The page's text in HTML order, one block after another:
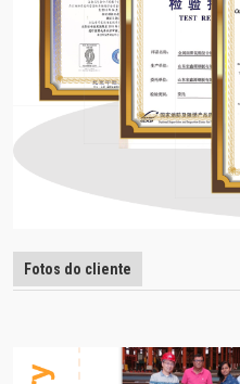
Fotos do cliente